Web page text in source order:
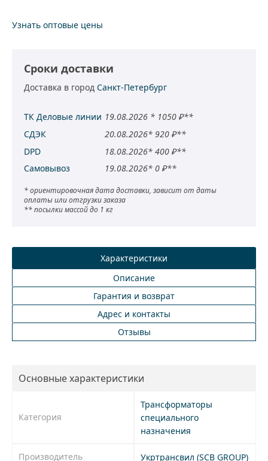
Узнать оптовые цены
Сроки доставки
Доставка в город Санкт-Петербург
ТК Деловые линии 19.08.2026 * 1050 ₽**
СДЭК
20.08.2026* 920 ₽**
DPD
18.08.2026* 400 ₽**
Самовывоз
19.08.2026* 0 ₽**
* ориентировочная дата доставки, зависит от даты
оплаты или отгрузки заказа
** посылки массой до 1 кг
Характеристики
Описание
Гарантия и возврат
Адрес и контакты
Отзывы
Основные характеристики
Категория
Трансформаторы
специального
назначения
Производитель Укртрансвил (SCB GROUP)